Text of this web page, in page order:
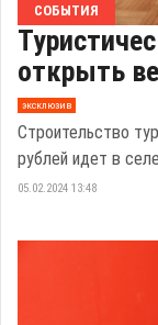
СОБЫТИЯ
открыть
эксклюзив
Строительство
рублей идет в
05.02.2024 13:48